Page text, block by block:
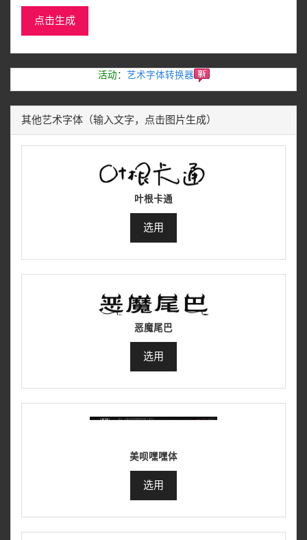
点击生成
活动 ： 艺术字体转换器
其他艺术字体（输入文字，点击图片生成）
叶根卡通
选用
恶魔尾巴
选用
美呗嘿嘿体
选用